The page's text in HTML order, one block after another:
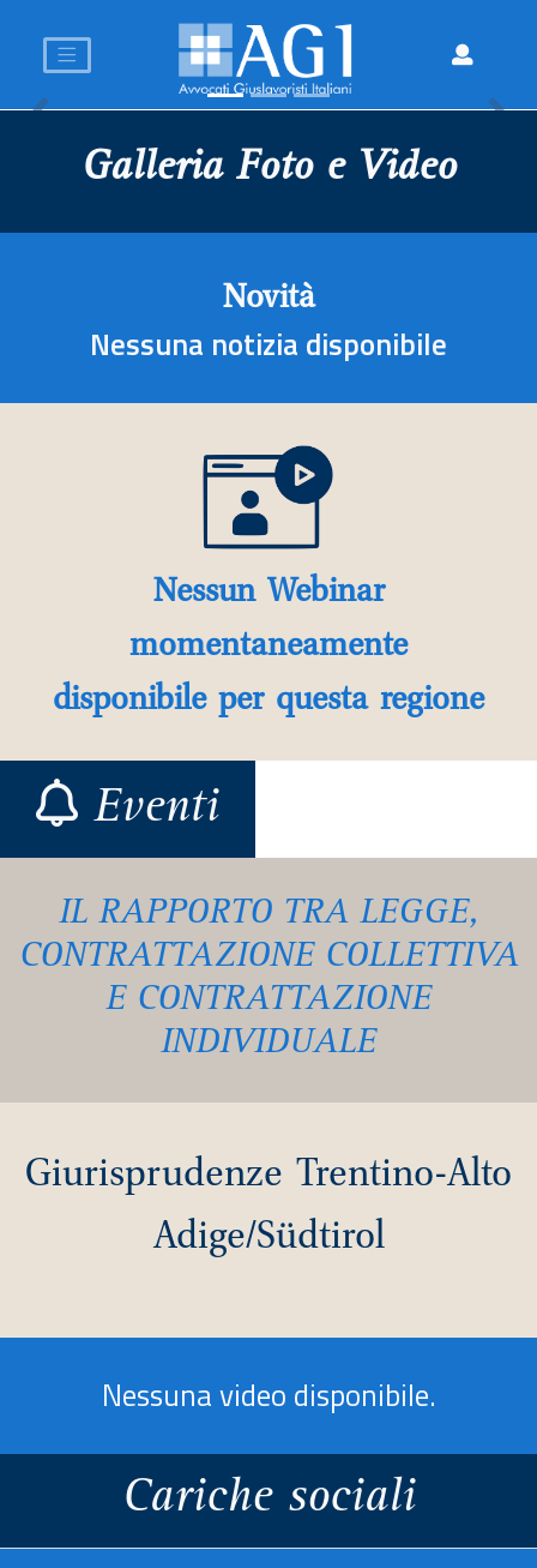
Galleria Foto e Video
Novità
Nessuna notizia disponibile
Nessun Webinar
momentaneamente
disponibile per questa regione
Eventi
IL RAPPORTO TRA LEGGE,
CONTRATTAZIONE COLLETTIVA
E CONTRATTAZIONE
INDIVIDUALE
Giurisprudenze Trentino-Alto
Adige/Südtirol
Nessuna video disponibile.
Cariche sociali